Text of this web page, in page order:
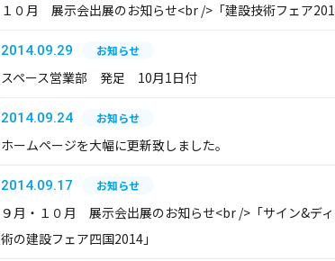
１０月 展示会出展のお知らせ<br />「建設技術フェア
2014.09.29 お知らせ
スペース営業部 発足 10月1日付
2014.09.24 お知らせ
ホームページを大幅に更新致しました。
2014.09.17 お知らせ
９月・１０月 展示会出展のお知らせ<br />「サイン&デ
術の建設フェア四国2014」